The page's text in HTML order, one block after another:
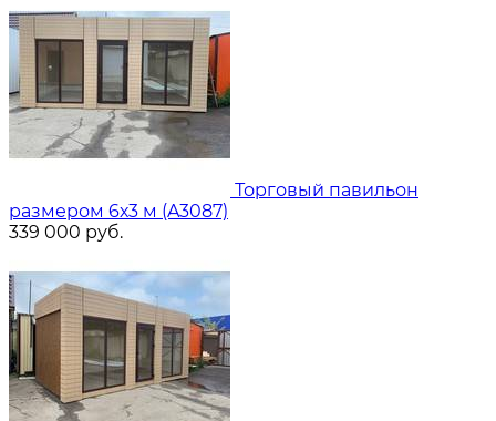
Торговый павильон
размером 6х3 м (A3087)
339 000 руб.